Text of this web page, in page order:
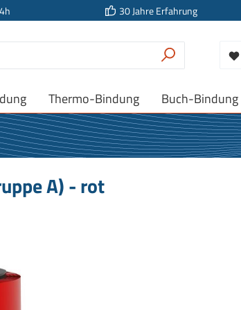
30 Jahre Erfahrung
Thermo-Bindung Buch-Bindung
A) - rot